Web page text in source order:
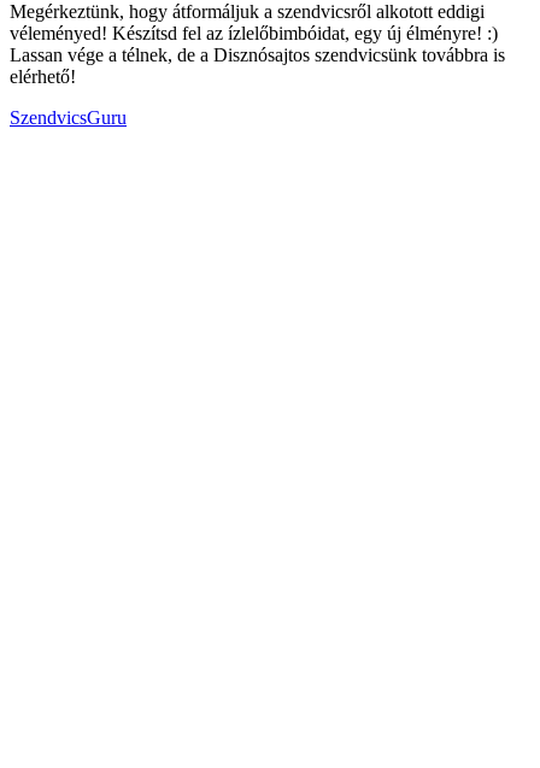
Megérkeztünk, hogy átformáljuk a szendvicsről alkotott eddigi
véleményed! Készítsd fel az ízlelőbimbóidat, egy új élményre! :)
Lassan vége a télnek, de a Disznósajtos szendvicsünk továbbra is
elérhető!
SzendvicsGuru